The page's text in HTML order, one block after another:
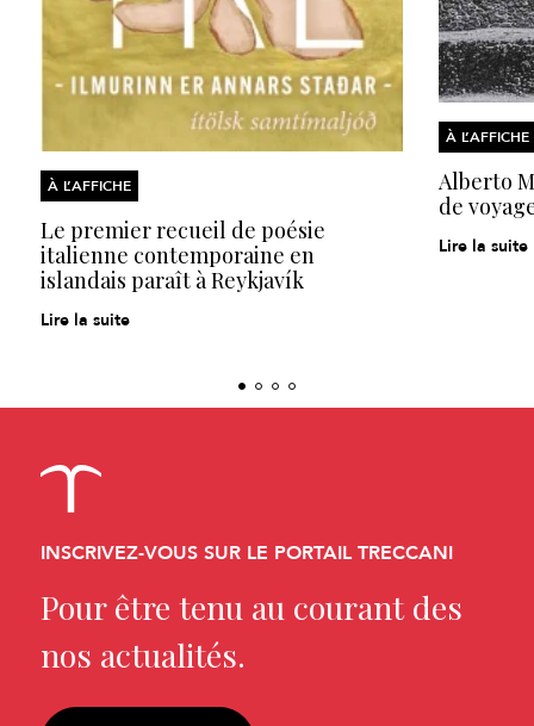
À L’AFFICHE
Le premier recueil de poésie
italienne contemporaine en
islandais paraît à Reykjavík
Lire la suite
À L’AFFICHE
Alberto
de
Lire la suite
INSCRIVEZ-VOUS SUR LE PORTAIL TRECCANI
Pour être tenu au courant des
nos actualités.